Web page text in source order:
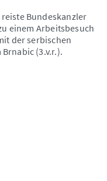
Bundeskanzler
einem Arbeitsbesuch
der serbischen
(3.v.r.).